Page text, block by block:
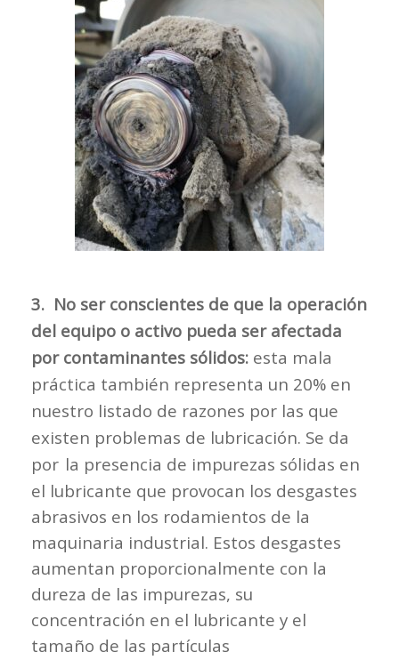
3. No ser conscientes de que la operación
del equipo o activo pueda ser afectada
por contaminantes sólidos: esta mala
práctica también representa un 20% en
nuestro listado de razones por las que
existen problemas de lubricación. Se da
por la presencia de impurezas sólidas en
el lubricante que provocan los desgastes
abrasivos en los rodamientos de la
maquinaria industrial. Estos desgastes
aumentan proporcionalmente con la
dureza de las impurezas, su
concentración en el lubricante y el
tamaño de las partículas